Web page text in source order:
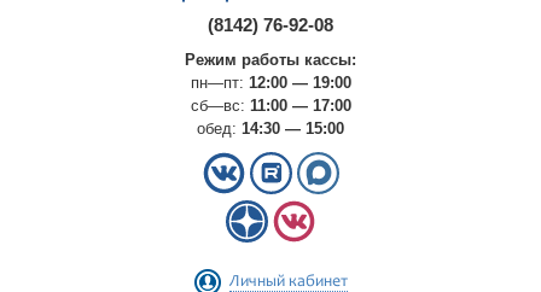
(8142) 76-92-08
Режим работы кассы:
пн—пт: 12:00 — 19:00
сб—вс: 11:00 — 17:00
обед: 14:30 — 15:00
Личный кабинет